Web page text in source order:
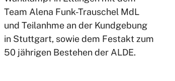
Team Alena Funk-Trauschel MdL
und Teilanhme an der Kundgebung
in Stuttgart, sowie dem Festakt zum
50 jährigen Bestehen der ALDE.